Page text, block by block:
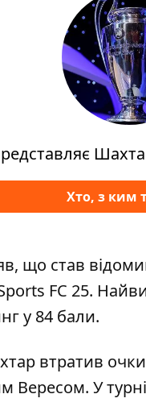
Хто, з ким
що став
FC 25.
у 84 бали.
втратив очки
Вересом. У